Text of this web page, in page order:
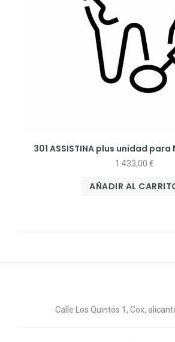
301 ASSISTINA plus unidad
1.433,00 €
AÑADIR AL
Calle Los Quintos 1, Cox,